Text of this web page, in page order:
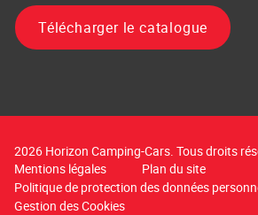
Télécharger le catalogue
2026 Horizon Camping-Cars. Tous droits
Mentions légales
Plan du site
Politique de protection des données
Gestion des Cookies